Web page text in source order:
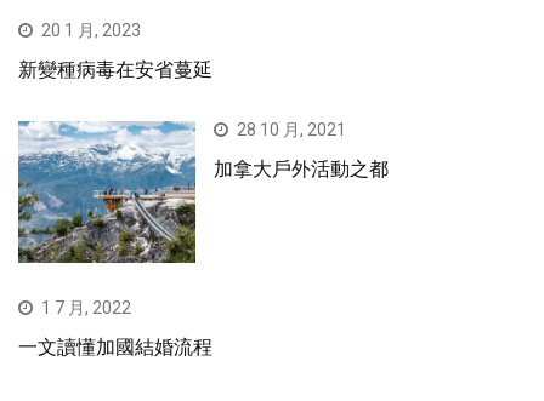
20 1 月, 2023
新變種病毒在安省蔓延
28 10 月, 2021
加拿大戶外活動之都
1 7 月, 2022
一文讀懂加國結婚流程